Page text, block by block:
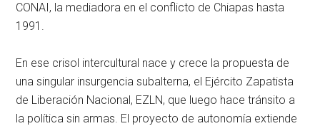
CONAI, la mediadora en el conflicto de Chiapas hasta
1991.
En ese crisol intercultural nace y crece la propuesta de
una singular insurgencia subalterna, el Ejército Zapatista
de Liberación Nacional, EZLN, que luego hace tránsito a
la política sin armas. El proyecto de autonomía extiende